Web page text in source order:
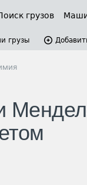
грузов
грузы